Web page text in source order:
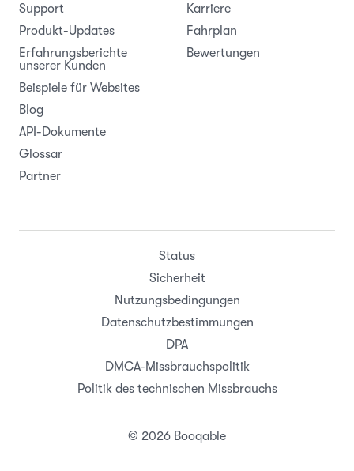
Support
Produkt-Updates
Erfahrungsberichte
unserer Kunden
Beispiele für Websites
Blog
API-Dokumente
Glossar
Partner
Karriere
Fahrplan
Bewertungen
© 2026 Booqable
Status
Sicherheit
Nutzungsbedingungen
Datenschutzbestimmungen
DPA
DMCA-Missbrauchspolitik
Politik des technischen Missbrauchs